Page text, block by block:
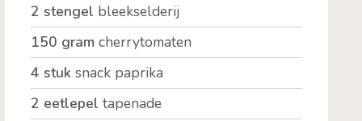
2 stengel bleekselderij
150 gram cherrytomaten
4 stuk snack paprika
2 eetlepel tapenade